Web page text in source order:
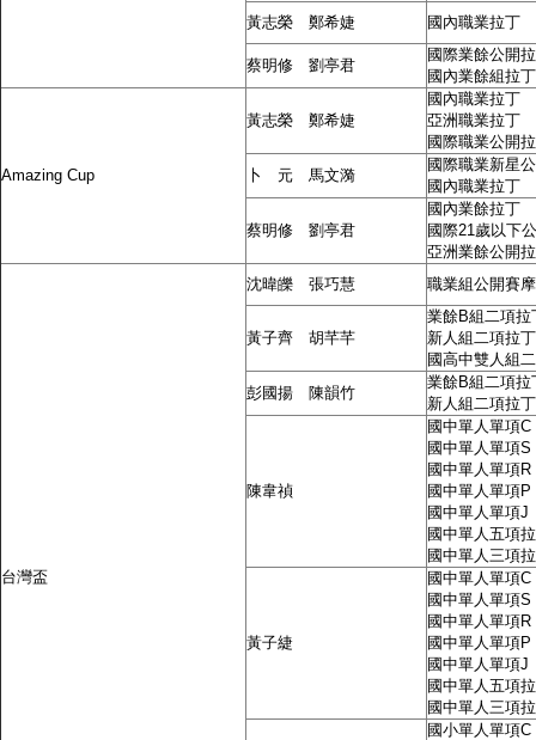
黃志榮 鄭希婕
國內職業拉丁
蔡明修 劉亭君
國際業餘公開
國內業餘組拉
Amazing Cup
黃志榮 鄭希婕
國內職業拉丁
亞洲職業拉丁
國際職業公開
卜 元 馬文漪
國際職業新星
國內職業拉丁
蔡明修 劉亭君
國內業餘拉丁
國際21歲以下
亞洲業餘公開
台灣盃
沈暐皪 張巧慧 職業組公開賽
黃子齊 胡芊芊
業餘B組二項
新人組二項拉
國高中雙人組
彭國揚 陳韻竹
業餘B組二項
新人組二項拉
陳韋禎
國中單人單項
國中單人單項
國中單人單項
國中單人單項
國中單人單項
國中單人五項
國中單人三項
黃子緁
國中單人單項
國中單人單項
國中單人單項
國中單人單項
國中單人單項
國中單人五項
國中單人三項
國小單人單項